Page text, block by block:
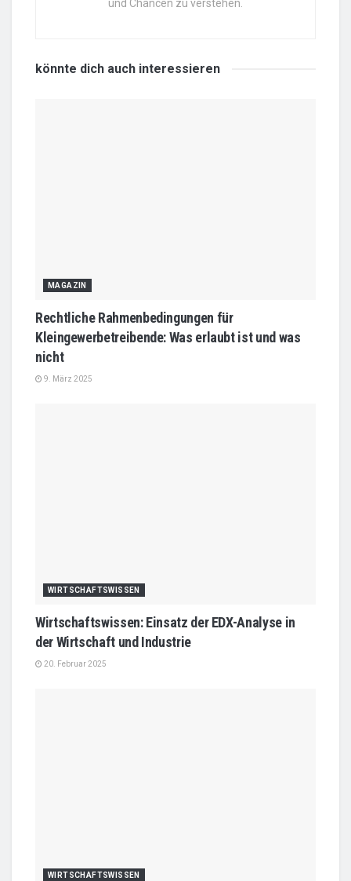
und Chancen zu verstehen.
könnte dich auch interessieren
MAGAZIN
Rechtliche Rahmenbedingungen für
Kleingewerbetreibende: Was erlaubt ist und was
nicht
9. März 2025
WIRTSCHAFTSWISSEN
Wirtschaftswissen: Einsatz der EDX-Analyse in
der Wirtschaft und Industrie
20. Februar 2025
WIRTSCHAFTSWISSEN